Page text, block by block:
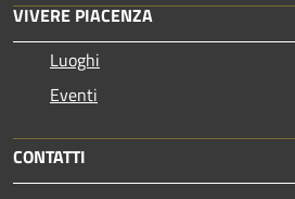
VIVERE PIACENZA
Luoghi
Eventi
CONTATTI